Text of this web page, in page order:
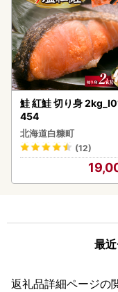
鮭 紅鮭 切り身
454
北海道白糠町
(12)
最
返礼品詳細ページの